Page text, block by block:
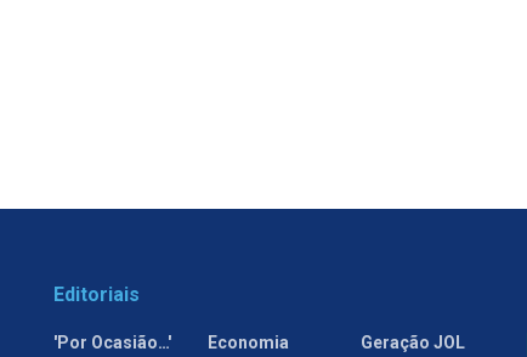
Editoriais
'Por Ocasião…'
Economia
Geração JOL